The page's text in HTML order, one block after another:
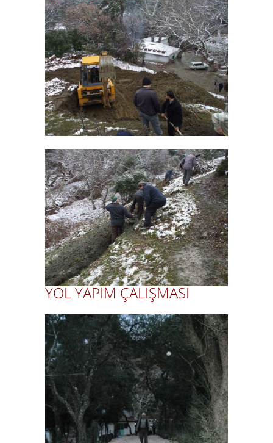
YOL YAPIM ÇALIŞMASI